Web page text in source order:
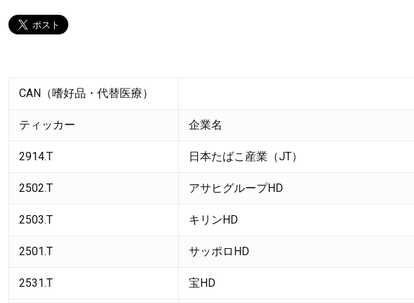
CAN（嗜好品・代替医療）
ティッカー 企業名
2914.T 日本たばこ産業（JT）
2502.T アサヒグループHD
2503.T キリンHD
2501.T サッポロHD
2531.T 宝HD